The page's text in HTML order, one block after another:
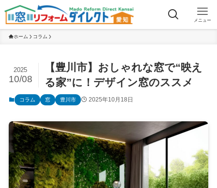
メニュー
ホーム コラム
【豊川市】おしゃれな窓で“映え
る家”に！デザイン窓のススメ
2025
10/08
コラム 窓 豊川市 2025年10月18日